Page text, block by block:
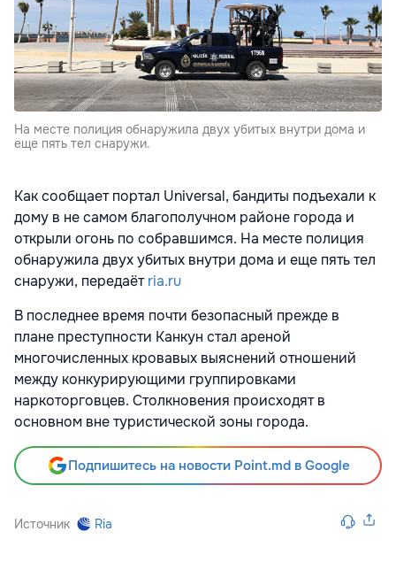
На месте полиция обнаружила двух убитых внутри дома и
еще пять тел снаружи.
Как сообщает портал Universal, бандиты подъехали к
дому в не самом благополучном районе города и
открыли огонь по собравшимся. На месте полиция
обнаружила двух убитых внутри дома и еще пять тел
снаружи, передаётria.ru
В последнее время почти безопасный прежде в
плане преступности Канкун стал ареной
многочисленных кровавых выяснений отношений
между конкурирующими группировками
наркоторговцев. Столкновения происходят в
основном вне туристической зоны города.
Подпишитесь на новости Point.md в Google
Источник Ria